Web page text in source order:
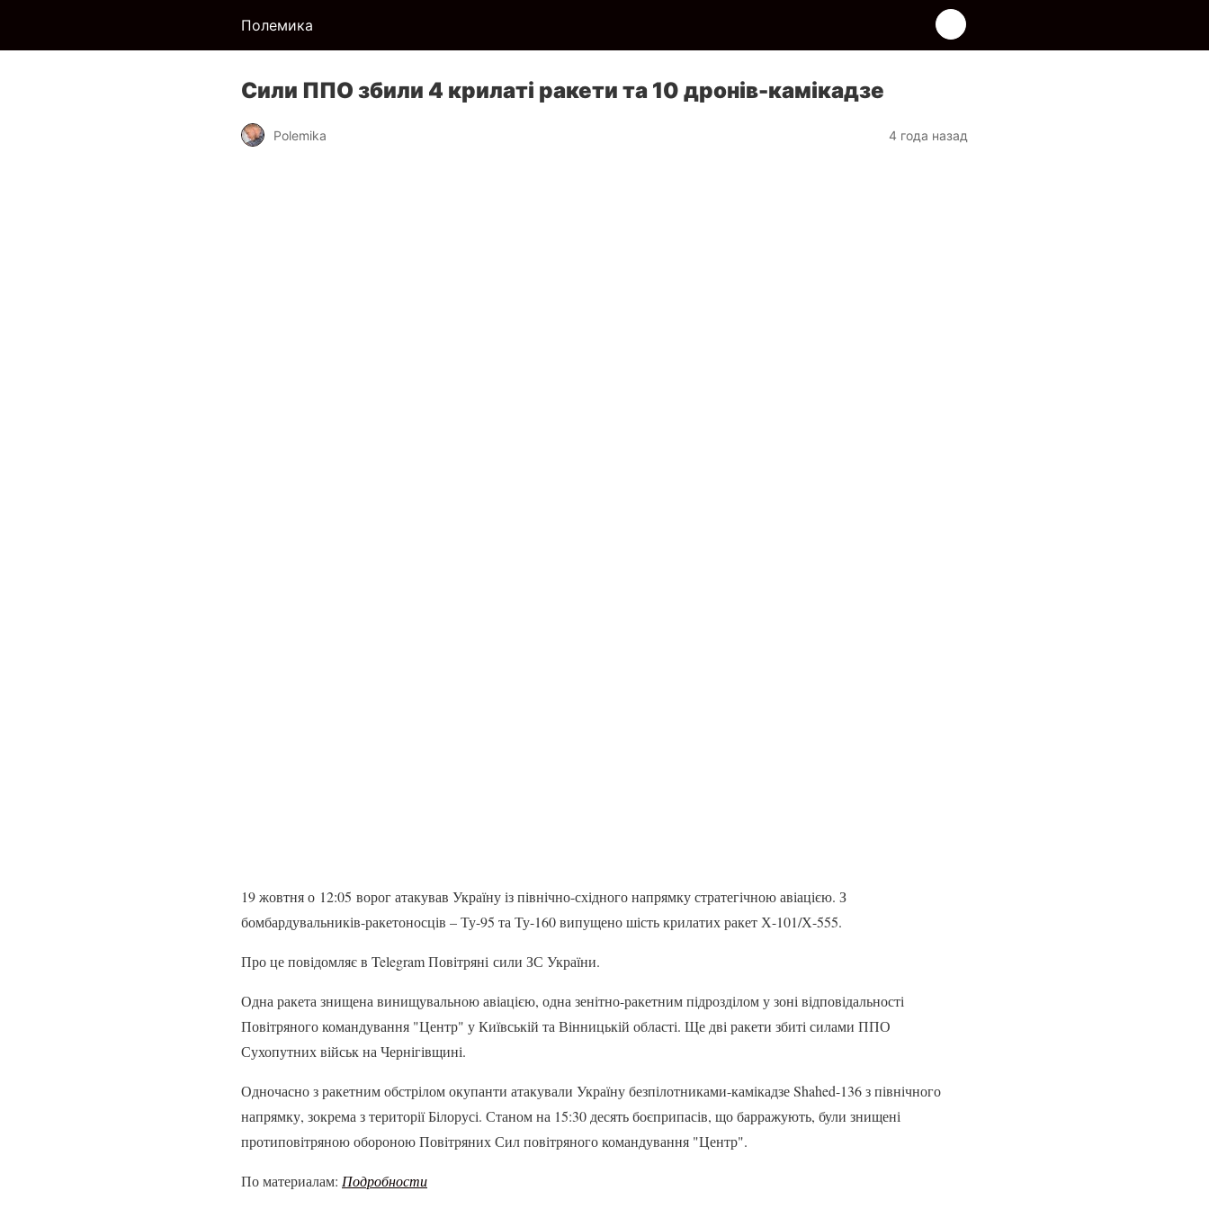
Полемика
Сили ППО збили 4 крилаті ракети та 10 дронів-камікадзе
Polemika 4 года назад
19 жовтня о 12:05 ворог атакував Україну із північно-східного напрямку стратегічною авіацією. З
бомбардувальників-ракетоносців – Ту-95 та Ту-160 випущено шість крилатих ракет Х-101/Х-555.
Про це повідомляє в Telegram Повітряні сили ЗС України.
Одна ракета знищена винищувальною авіацією, одна зенітно-ракетним підрозділом у зоні відповідальності
Повітряного командування "Центр" у Київській та Вінницькій області. Ще дві ракети збиті силами ППО
Сухопутних військ на Чернігівщині.
Одночасно з ракетним обстрілом окупанти атакували Україну безпілотниками-камікадзе Shahed-136 з північного
напрямку, зокрема з території Білорусі. Станом на 15:30 десять боєприпасів, що барражують, були знищені
протиповітряною обороною Повітряних Сил повітряного командування "Центр".
По материалам: Подробности